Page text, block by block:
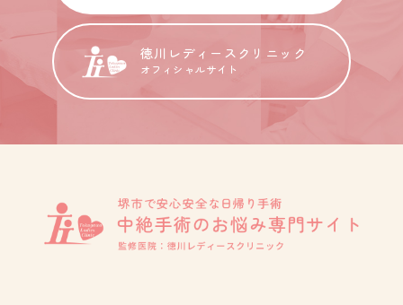
徳川レディースクリニック
オフィシャルサイト